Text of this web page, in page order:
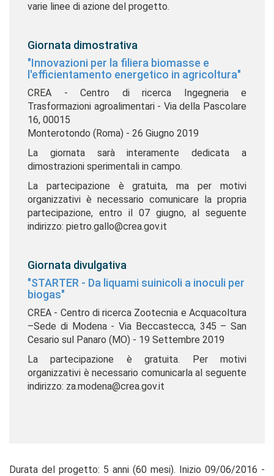
varie linee di azione del progetto.
Giornata dimostrativa
"Innovazioni per la filiera biomasse e
l'efficientamento energetico in agricoltura"
CREA - Centro di ricerca Ingegneria e
Trasformazioni agroalimentari - Via della Pascolare
16, 00015
Monterotondo (Roma) - 26 Giugno 2019
La giornata sarà interamente dedicata a
dimostrazioni sperimentali in campo.
La partecipazione è gratuita, ma per motivi
organizzativi è necessario comunicare la propria
partecipazione, entro il 07 giugno, al seguente
indirizzo: pietro.gallo@crea.gov.it
Giornata divulgativa
"STARTER - Da liquami suinicoli a inoculi per
biogas"
CREA - Centro di ricerca Zootecnia e Acquacoltura
–Sede di Modena - Via Beccastecca, 345 – San
Cesario sul Panaro (MO) - 19 Settembre 2019
La partecipazione è gratuita. Per motivi
organizzativi è necessario comunicarla al seguente
indirizzo: za.modena@crea.gov.it
Durata del progetto: 5 anni (60 mesi). Inizio 09/06/2016 -